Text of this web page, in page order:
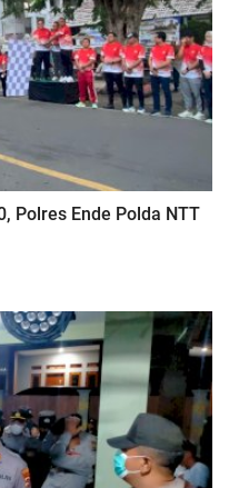
Polres Ende Polda NTT